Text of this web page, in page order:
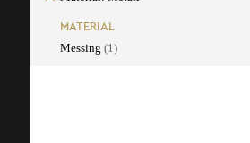
MATERIAL
Messing (1)